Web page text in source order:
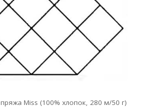
пряжа Miss (100% хлопок, 280 м/50 г)